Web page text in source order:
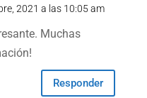
2021 a las 10:05 am
Muchas
Responder